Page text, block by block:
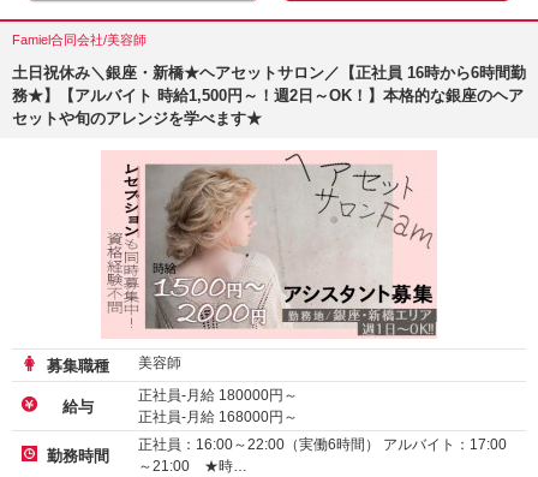
Famiel合同会社/美容師
土日祝休み＼銀座・新橋★ヘアセットサロン／【正社員 16時から6時間勤
務★】【アルバイト 時給1,500円～！週2日～OK！】本格的な銀座のヘア
セットや旬のアレンジを学べます★
募集職種 美容師
給与
正社員-月給 180000円～
正社員-月給 168000円～
正社員-月給156000円～
勤務時間
正社員：16:00～22:00（実働6時間） アルバイト：17:00
～21:00 ★時…